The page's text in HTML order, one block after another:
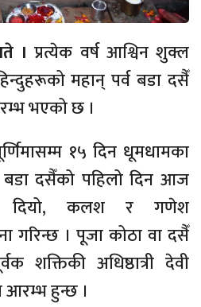
। प्रत्येक वर्ष आश्विन शुक्ल
महान् पर्व बडा दसैँ
भएको छ ।
१५ दिन धूमधामका
दसैँको पहिलो दिन आज
दियो, कलश र गणेश
गरिन्छ । पूजा कोठा वा दसैँ
शक्तिकी अधिष्ठात्री देवी
आरम्भ हुन्छ ।